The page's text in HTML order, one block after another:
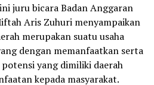
juru bicara Badan Anggaran
Aris Zuhuri menyampaikan
merupakan suatu usaha
dengan memanfaatkan serta
yang dimiliki daerah
kepada masyarakat.